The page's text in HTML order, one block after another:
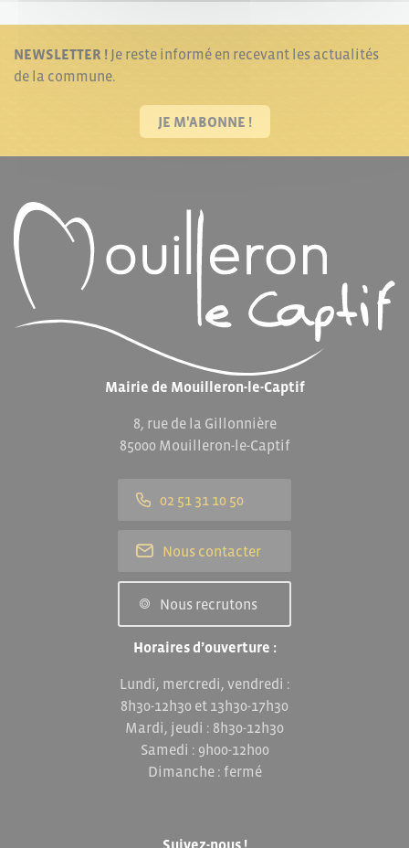
NEWSLETTER ! Je reste informé en recevant les actualités
de la commune.
JE M'ABONNE !
Mairie de Mouilleron-le-Captif
8, rue de la Gillonnière
85000 Mouilleron-le-Captif
02 51 31 10 50
Nous contacter
Nous recrutons
Horaires d’ouverture :
Lundi, mercredi, vendredi :
8h30-12h30 et 13h30-17h30
Mardi, jeudi : 8h30-12h30
Samedi : 9h00-12h00
Dimanche : fermé
Suivez-nous !